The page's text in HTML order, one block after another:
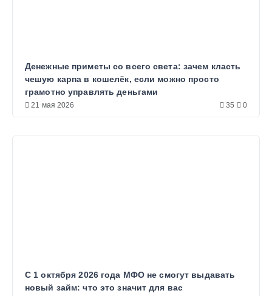
Денежные приметы со всего света: зачем класть
чешую карпа в кошелёк, если можно просто
грамотно управлять деньгами
21 мая 2026 35 0
С 1 октября 2026 года МФО не смогут выдавать
новый займ: что это значит для вас